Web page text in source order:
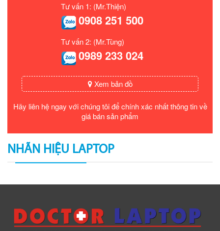
Tư vấn 1: (Mr.Thiện)
0908 251 500
Tư vấn 2: (Mr.Tùng)
0989 233 024
Xem bản đồ
Hãy liên hệ ngay với chúng tôi để chính xác nhất thông tin về
giá bán sản phẩm
NHÃN HIỆU LAPTOP